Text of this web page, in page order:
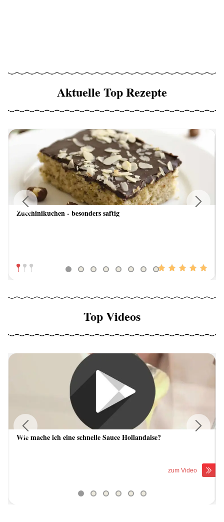
Aktuelle Top Rezepte
Zucchinikuchen - besonders saftig
Previous
Top Videos
Wie mache ich eine schnelle Sauce Hollandaise?
zum Video
Previous